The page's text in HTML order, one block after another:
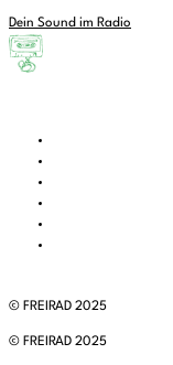
Dein Sound im Radio
© FREIRAD 2025
© FREIRAD 2025